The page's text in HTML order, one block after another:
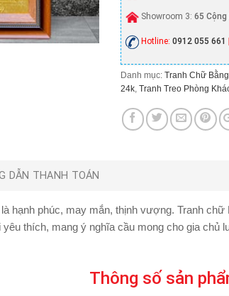
Showroom 3: 65 Cộng
Hotline: 0912 055 661
Danh mục: Tranh Chữ
24k, Tranh Treo Phòng
DẪN THANH TOÁN
hạnh phúc, may mắn, thịnh vượng. Tranh chữ
thích, mang ý nghĩa cầu mong cho gia chủ
Thông số sản